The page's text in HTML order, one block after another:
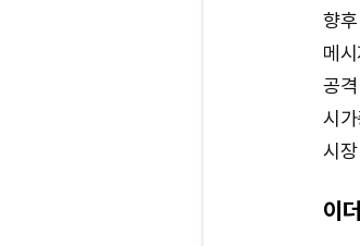
향
메
공
시
시
이